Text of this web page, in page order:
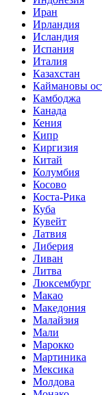
Иран
Ирландия
Исландия
Испания
Италия
Казахстан
Каймановы
Камбоджа
Канада
Кения
Кипр
Киргизия
Китай
Колумбия
Косово
Коста-Рика
Куба
Кувейт
Латвия
Либерия
Ливан
Литва
Люксембург
Макао
Македония
Малайзия
Мали
Марокко
Мартиника
Мексика
Молдова